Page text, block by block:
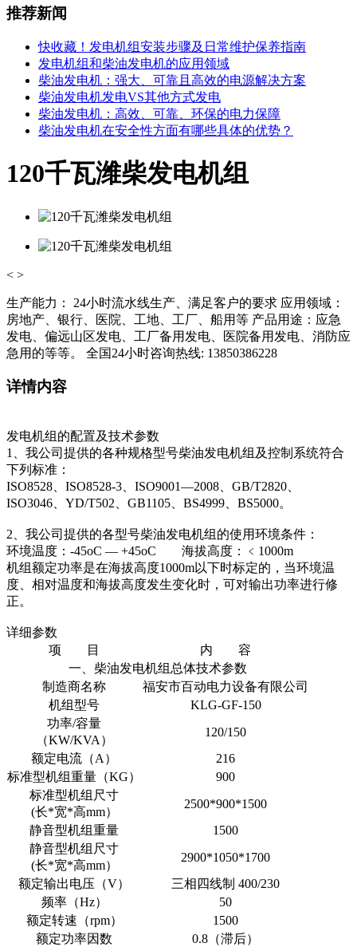
推荐新闻
快收藏！发电机组安装步骤及日常维护保养指南
发电机组和柴油发电机的应用领域
柴油发电机：强大、可靠且高效的电源解决方案
柴油发电机发电VS其他方式发电
柴油发电机：高效、可靠、环保的电力保障
柴油发电机在安全性方面有哪些具体的优势？
120千瓦潍柴发电机组
< >
生产能力： 24小时流水线生产、满足客户的要求 应用领域：
房地产、银行、医院、工地、工厂、船用等 产品用途：应急
发电、偏远山区发电、工厂备用发电、医院备用发电、消防应
急用的等等。 全国24小时咨询热线: 13850386228
详情内容
发电机组的配置及技术参数
1、我公司提供的各种规格型号柴油发电机组及控制系统符合
下列标准：
ISO8528、ISO8528-3、ISO9001—2008、GB/T2820、
ISO3046、YD/T502、GB1105、BS4999、BS5000。
2、我公司提供的各型号柴油发电机组的使用环境条件：
环境温度：-45oC — +45oC 海拔高度：﹤1000m
机组额定功率是在海拔高度1000m以下时标定的，当环境温
度、相对温度和海拔高度发生变化时，可对输出功率进行修
正。
详细参数
项 目
内 容
一、柴油发电机组总体技术参数
制造商名称
福安市百动电力设备有限公司
机组型号
KLG-GF-150
功率/容量
（KW/KVA）
120/150
额定电流（A）
216
标准型机组重量（KG）
900
标准型机组尺寸
(长*宽*高mm）
2500*900*1500
静音型机组重量
1500
静音型机组尺寸
(长*宽*高mm）
2900*1050*1700
额定输出电压（V）
三相四线制 400/230
频率（Hz）
50
额定转速（rpm）
1500
额定功率因数
0.8（滞后）